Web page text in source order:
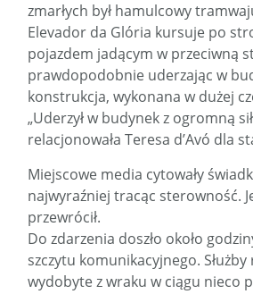
zmarłych był hamulcowy
Elevador da Glória kursuje po
pojazdem jadącym w przeciwną
prawdopodobnie uderzając w
konstrukcja, wykonana w dużej
„Uderzył w budynek z ogromną
relacjonowała Teresa d’Avó dla
Miejscowe media cytowały
najwyraźniej tracąc sterowność.
przewrócił.
Do zdarzenia doszło około
szczytu komunikacyjnego.
wydobyte z wraku w ciągu nieco